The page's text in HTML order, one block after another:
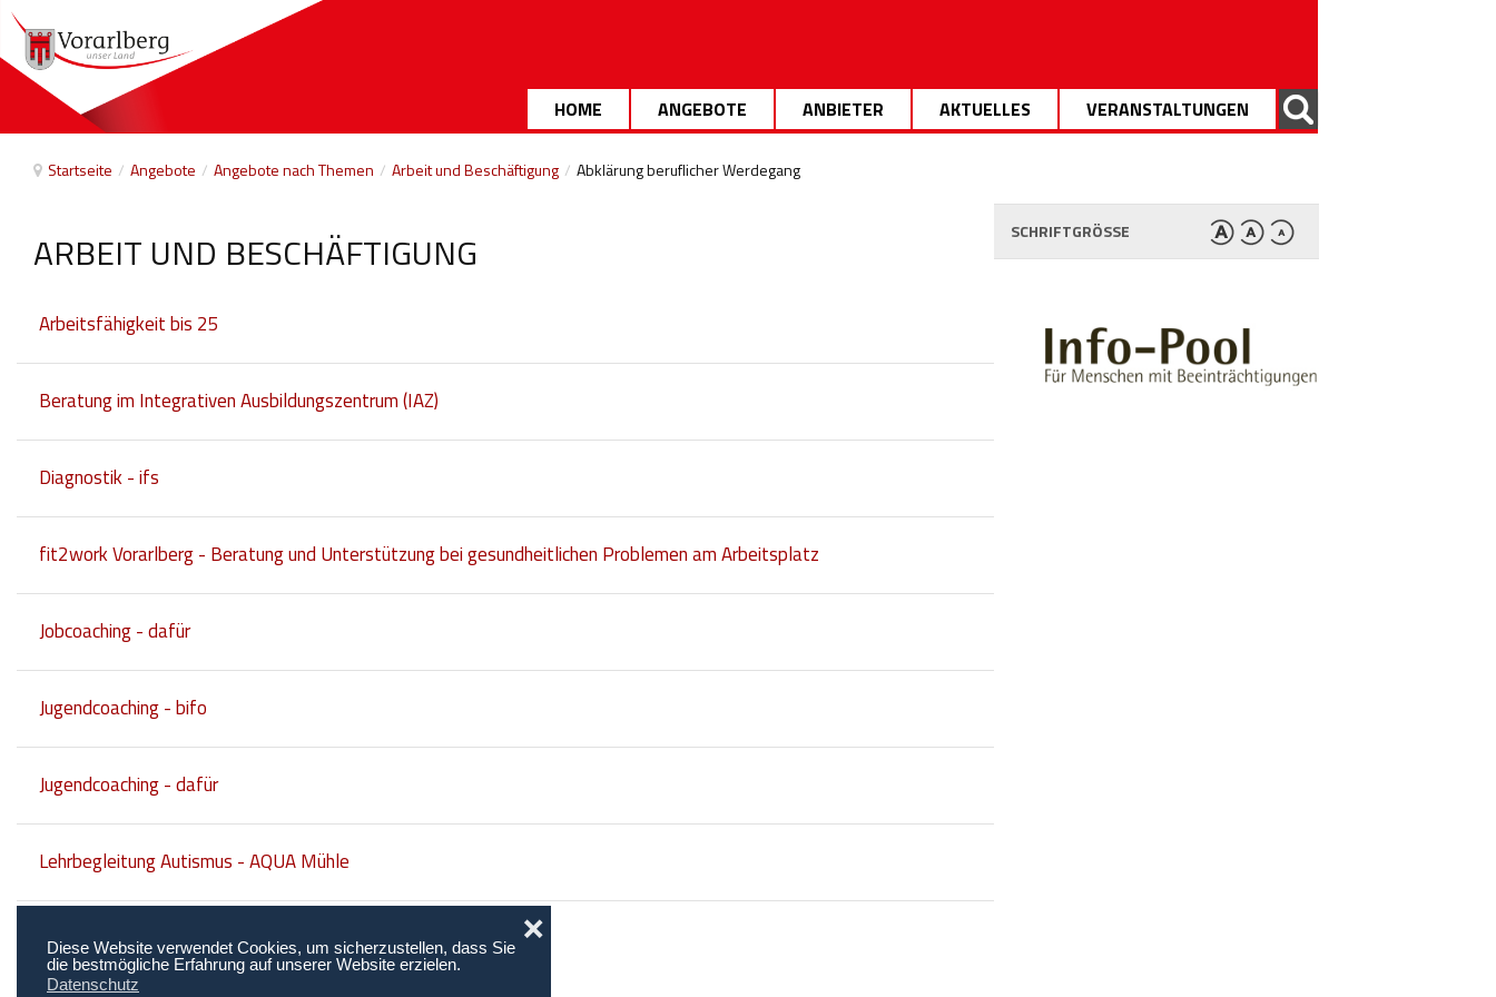
Diese Website verwendet Cookies, um sicherzustellen, dass Sie
die bestmögliche Erfahrung auf unserer Website erzielen.
Datenschutz
❌
HOME ANGEBOTE ANBIETER AKTUELLES VERANSTALTUNGEN
Startseite / Angebote / Angebote nach Themen / Arbeit und Beschäftigung / Abklärung beruflicher Werdegang
ARBEIT UND BESCHÄFTIGUNG
Arbeitsfähigkeit bis 25
Beratung im Integrativen Ausbildungszentrum (IAZ)
Diagnostik - ifs
fit2work Vorarlberg - Beratung und Unterstützung bei gesundheitlichen Problemen am Arbeitsplatz
Jobcoaching - dafür
Jugendcoaching - bifo
Jugendcoaching - dafür
Lehrbegleitung Autismus - AQUA Mühle
Netzwerk Berufliche Assistenz NEBA
SCHRIFTGRÖSSE